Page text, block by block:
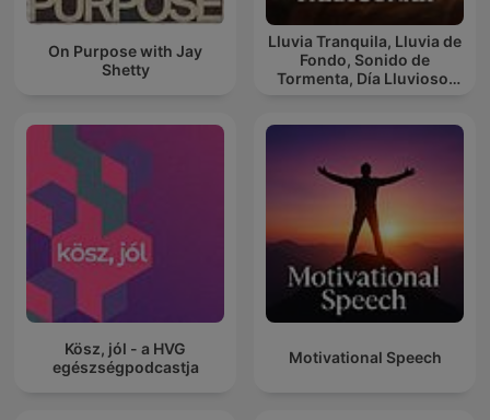
On Purpose with Jay
Shetty
Lluvia Tranquila, Lluvia de
Fondo, Sonido de
Tormenta, Día Lluvioso,
Kösz, jól - a HVG
egészségpodcastja
Motivational Speech